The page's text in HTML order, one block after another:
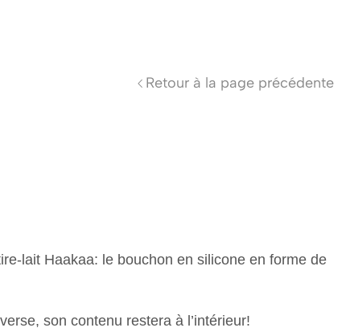
Retour à la page précédente
lait Haakaa: le bouchon en silicone en forme de
son contenu restera à l’intérieur!